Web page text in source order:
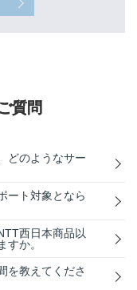
質問
どのようなサー
ート対象となら
西日本商品以
か。
を教えてくださ